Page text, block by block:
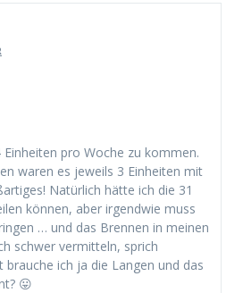
pro Woche zu kommen.
waren es jeweils 3 Einheiten mit
Natürlich hätte ich die 31
können, aber irgendwie muss
… und das Brennen in meinen
schwer vermitteln, sprich
brauche ich ja die Langen und das
😛